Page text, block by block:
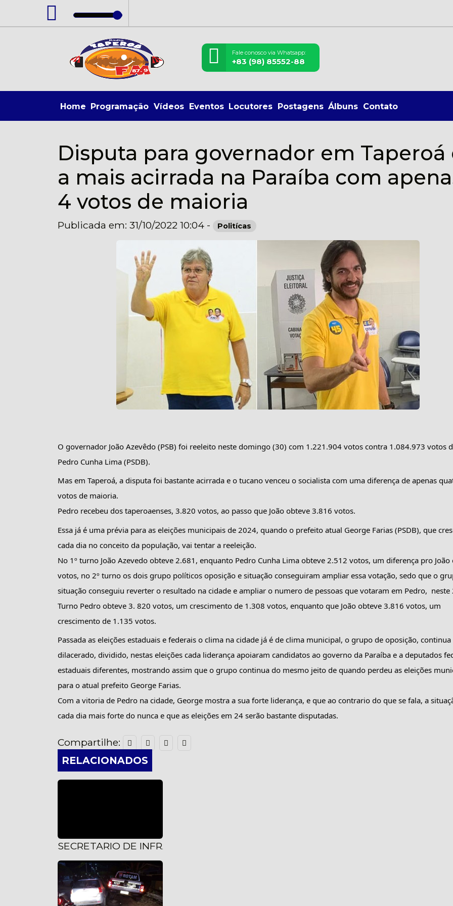
Fale conosco via Whatsapp:
+83 (98) 85552-88
Home Programação Vídeos Eventos Locutores Postagens Álbuns Contato
Disputa para governador em Taperoá
a mais acirrada na Paraíba com
4 votos de maioria
Publicada em: 31/10/2022 10:04 - Politícas
O governador João Azevêdo (PSB) foi reeleito neste domingo (30) com 1.221.904 votos contra 1.084.973 votos
Pedro Cunha Lima (PSDB).
Mas em Taperoá, a disputa foi bastante acirrada e o tucano venceu o socialista com uma diferença de apenas
votos de maioria.
Pedro recebeu dos taperoaenses, 3.820 votos, ao passo que João obteve 3.816 votos.
Essa já é uma prévia para as eleições municipais de 2024, quando o prefeito atual George Farias (PSDB), que
cada dia no conceito da população, vai tentar a reeleição.
No 1º turno João Azevedo obteve 2.681, enquanto Pedro Cunha Lima obteve 2.512 votos, um diferença pro João
votos, no 2º turno os dois grupo políticos oposição e situação conseguiram ampliar essa votação, sedo que o
situação conseguiu reverter o resultado na cidade e ampliar o numero de pessoas que votaram em Pedro,  neste
Turno Pedro obteve 3. 820 votos, um crescimento de 1.308 votos, enquanto que João obteve 3.816 votos, um
crescimento de 1.135 votos.
Passada as eleições estaduais e federais o clima na cidade já é de clima municipal, o grupo de oposição, continua
dilacerado, dividido, nestas eleições cada liderança apoiaram candidatos ao governo da Paraíba e a deputados
estaduais diferentes, mostrando assim que o grupo continua do mesmo jeito de quando perdeu as eleições
para o atual prefeito George Farias.
Com a vitoria de Pedro na cidade, George mostra a sua forte liderança, e que ao contrario do que se fala, a
cada dia mais forte do nunca e que as eleições em 24 serão bastante disputadas.
Compartilhe:
RELACIONADOS
SECRETARIO DE INFRAESTRUTURA FALA SOBRE DEMANDAS EM NOSSA CIDADE